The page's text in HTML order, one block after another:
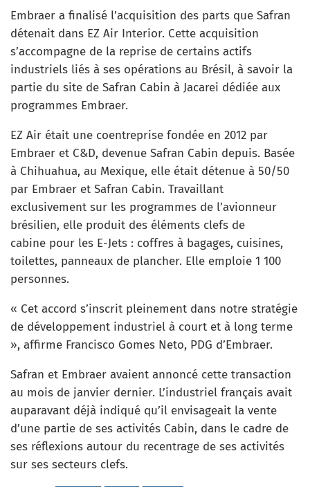
Embraer a finalisé l’acquisition des parts que Safran
détenait dans EZ Air Interior. Cette acquisition
s’accompagne de la reprise de certains actifs
industriels liés à ses opérations au Brésil, à savoir la
partie du site de Safran Cabin à Jacarei dédiée aux
programmes Embraer.
EZ Air était une coentreprise fondée en 2012 par
Embraer et C&D, devenue Safran Cabin depuis. Basée
à Chihuahua, au Mexique, elle était détenue à 50/50
par Embraer et Safran Cabin. Travaillant
exclusivement sur les programmes de l’avionneur
brésilien, elle produit des éléments clefs de
cabine pour les E-Jets : coffres à bagages, cuisines,
toilettes, panneaux de plancher. Elle emploie 1 100
personnes.
« Cet accord s’inscrit pleinement dans notre stratégie
de développement industriel à court et à long terme
», affirme Francisco Gomes Neto, PDG d’Embraer.
Safran et Embraer avaient annoncé cette transaction
au mois de janvier dernier. L’industriel français avait
auparavant déjà indiqué qu’il envisageait la vente
d’une partie de ses activités Cabin, dans le cadre de
ses réflexions autour du recentrage de ses activités
sur ses secteurs clefs.